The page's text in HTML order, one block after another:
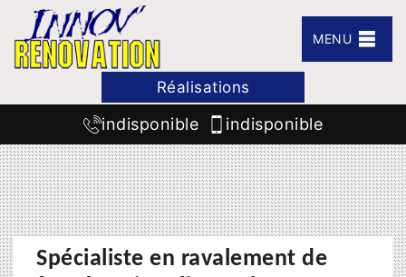
MENU
Réalisations
indisponible indisponible
Spécialiste en ravalement de